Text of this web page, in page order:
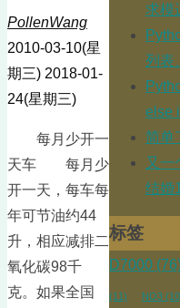
PollenWang
2010-03-10(星
期三) 2018-01-
24(星期三)
每月少开一
天车 每月少
开一天，每车每
年可节油约44
升，相应减排二
氧化碳98千
克。如果全国
求模
列表
else
简单
又一
结婚
标签
D7000
(11) NO3